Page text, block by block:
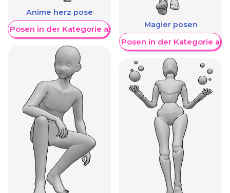
Anime herz pose
Posen in der Kategorie anzeigen Magier posen
Weitere Posen in der Kategorie